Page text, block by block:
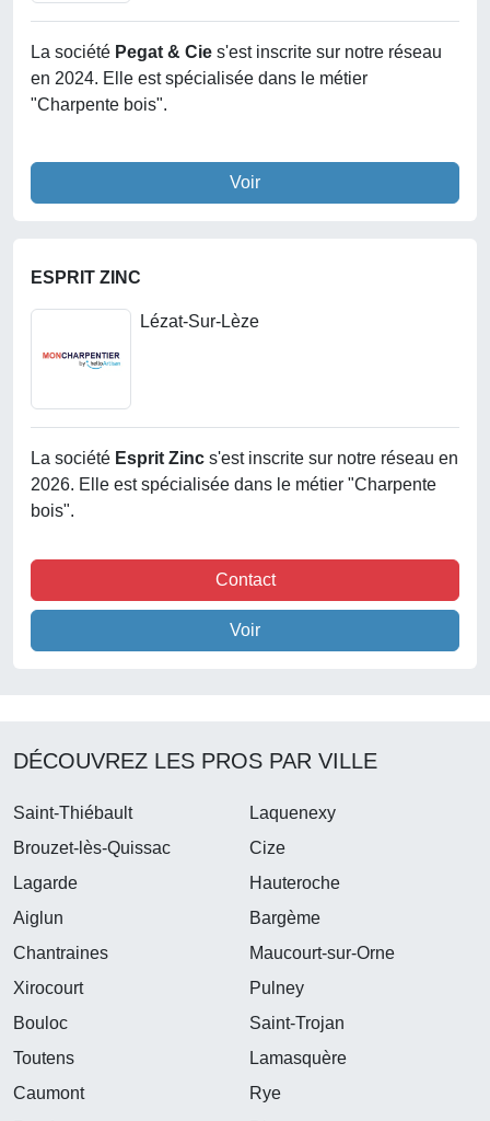
La société Pegat & Cie s'est inscrite sur notre réseau
en 2024. Elle est spécialisée dans le métier
"Charpente bois".
Voir
ESPRIT ZINC
Lézat-Sur-Lèze
La société Esprit Zinc s'est inscrite sur notre réseau en
2026. Elle est spécialisée dans le métier "Charpente
bois".
Contact
Voir
DÉCOUVREZ LES PROS PAR VILLE
Saint-Thiébault
Laquenexy
Brouzet-lès-Quissac
Cize
Lagarde
Hauteroche
Aiglun
Bargème
Chantraines
Maucourt-sur-Orne
Xirocourt
Pulney
Bouloc
Saint-Trojan
Toutens
Lamasquère
Caumont
Rye